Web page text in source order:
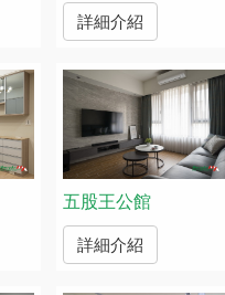
詳細介紹
五股王公館
詳細介紹